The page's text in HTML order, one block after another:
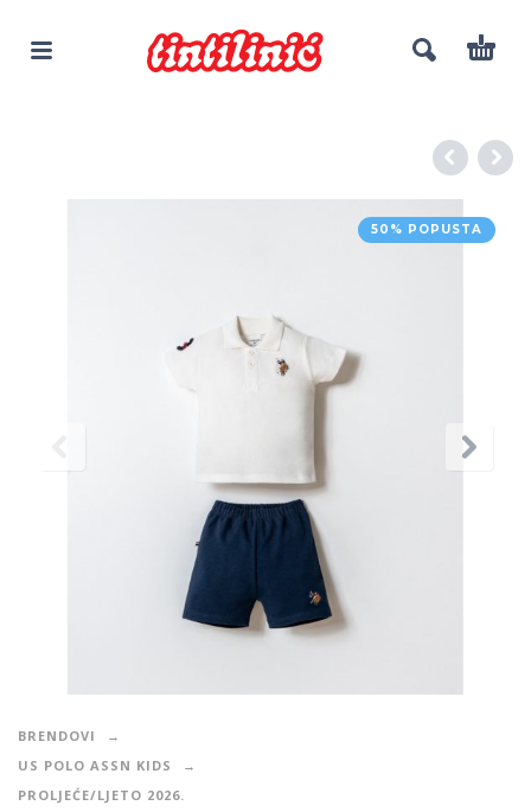
50% POPUSTA
BRENDOVI
US POLO ASSN KIDS
PROLJEĆE/LJETO 2026.